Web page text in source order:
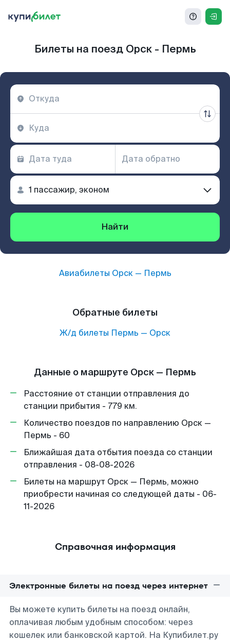
Билеты на поезд Орск - Пермь
Найти
Авиабилеты Орск— Пермь
Обратные билеты
Ж/д билеты Пермь — Орск
Данные о маршруте Орск — Пермь
Расстояние от станции отправления до
станции прибытия - 779 км.
Количество поездов по направлению Орск —
Пермь - 60
Ближайшая дата отбытия поезда со станции
отправления - 08-08-2026
Билеты на маршрут Орск — Пермь, можно
приобрести начиная со следующей даты - 06-
11-2026
Справочная информация
Электронные билеты на поезд через интернет
Вы можете купить билеты на поезд онлайн,
оплачивая любым удобным способом: через
кошелек или банковской картой. На Купибилет.ру